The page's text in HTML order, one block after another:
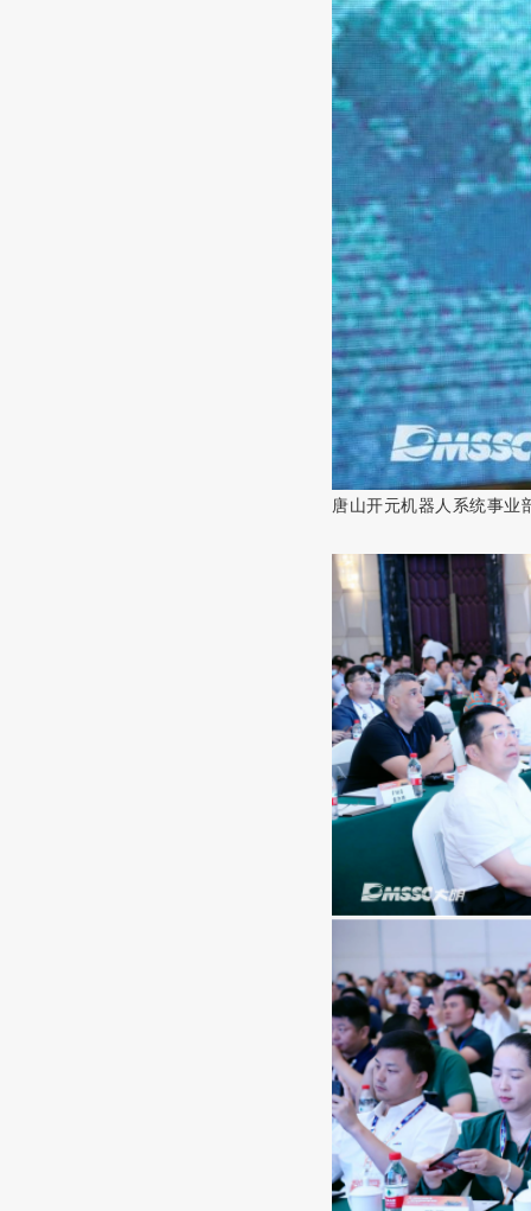
唐山开元机器人系统事业